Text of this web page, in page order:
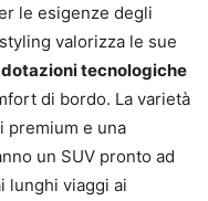
le esigenze degli
valorizza le sue
tecnologiche
di bordo. La varietà
premium e una
un SUV pronto ad
lunghi viaggi ai